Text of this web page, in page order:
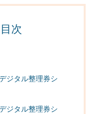
次
ジタル整理券シ
ジタル整理券シ